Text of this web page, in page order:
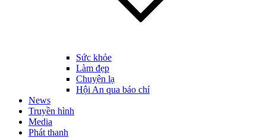
Sức khỏe
Làm đẹp
Chuyện lạ
Hội An qua báo chí
News
Truyền hình
Media
Phát thanh